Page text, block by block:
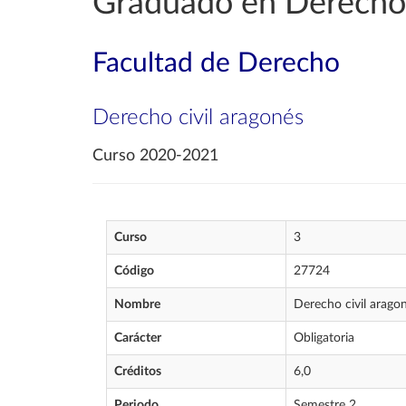
Facultad de Derecho
Derecho civil aragonés
Curso 2020-2021
Curso 3
Código 27724
Nombre Derecho civil
Carácter Obligatoria
Créditos 6,0